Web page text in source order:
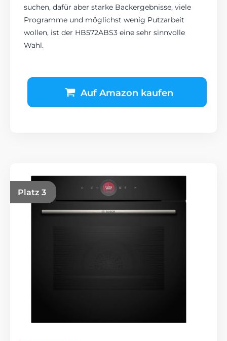
suchen, dafür aber starke Backergebnisse, viele
Programme und möglichst wenig Putzarbeit
wollen, ist der HB572ABS3 eine sehr sinnvolle
Wahl.
Auf Amazon kaufen
Platz 3